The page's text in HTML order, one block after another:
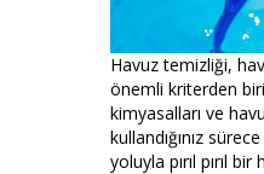
Havuz temizliği,
önemli kriterden
kimyasalları ve
kullandığınız
yoluyla pırıl pırıl